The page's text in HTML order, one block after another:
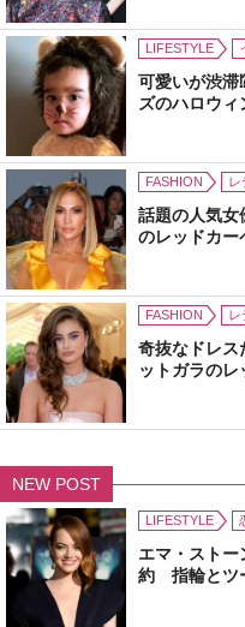
LIFESTYLE
可愛いが渋
ズのハロウィ
FASHION レ
話題の人気
のレッドカー
FASHION レ
奇抜なドレ
ットガラの
NEW POST
LIFESTYLE
エマ・スト
約 指輪とツ